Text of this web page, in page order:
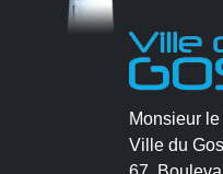
Monsieur
Ville du